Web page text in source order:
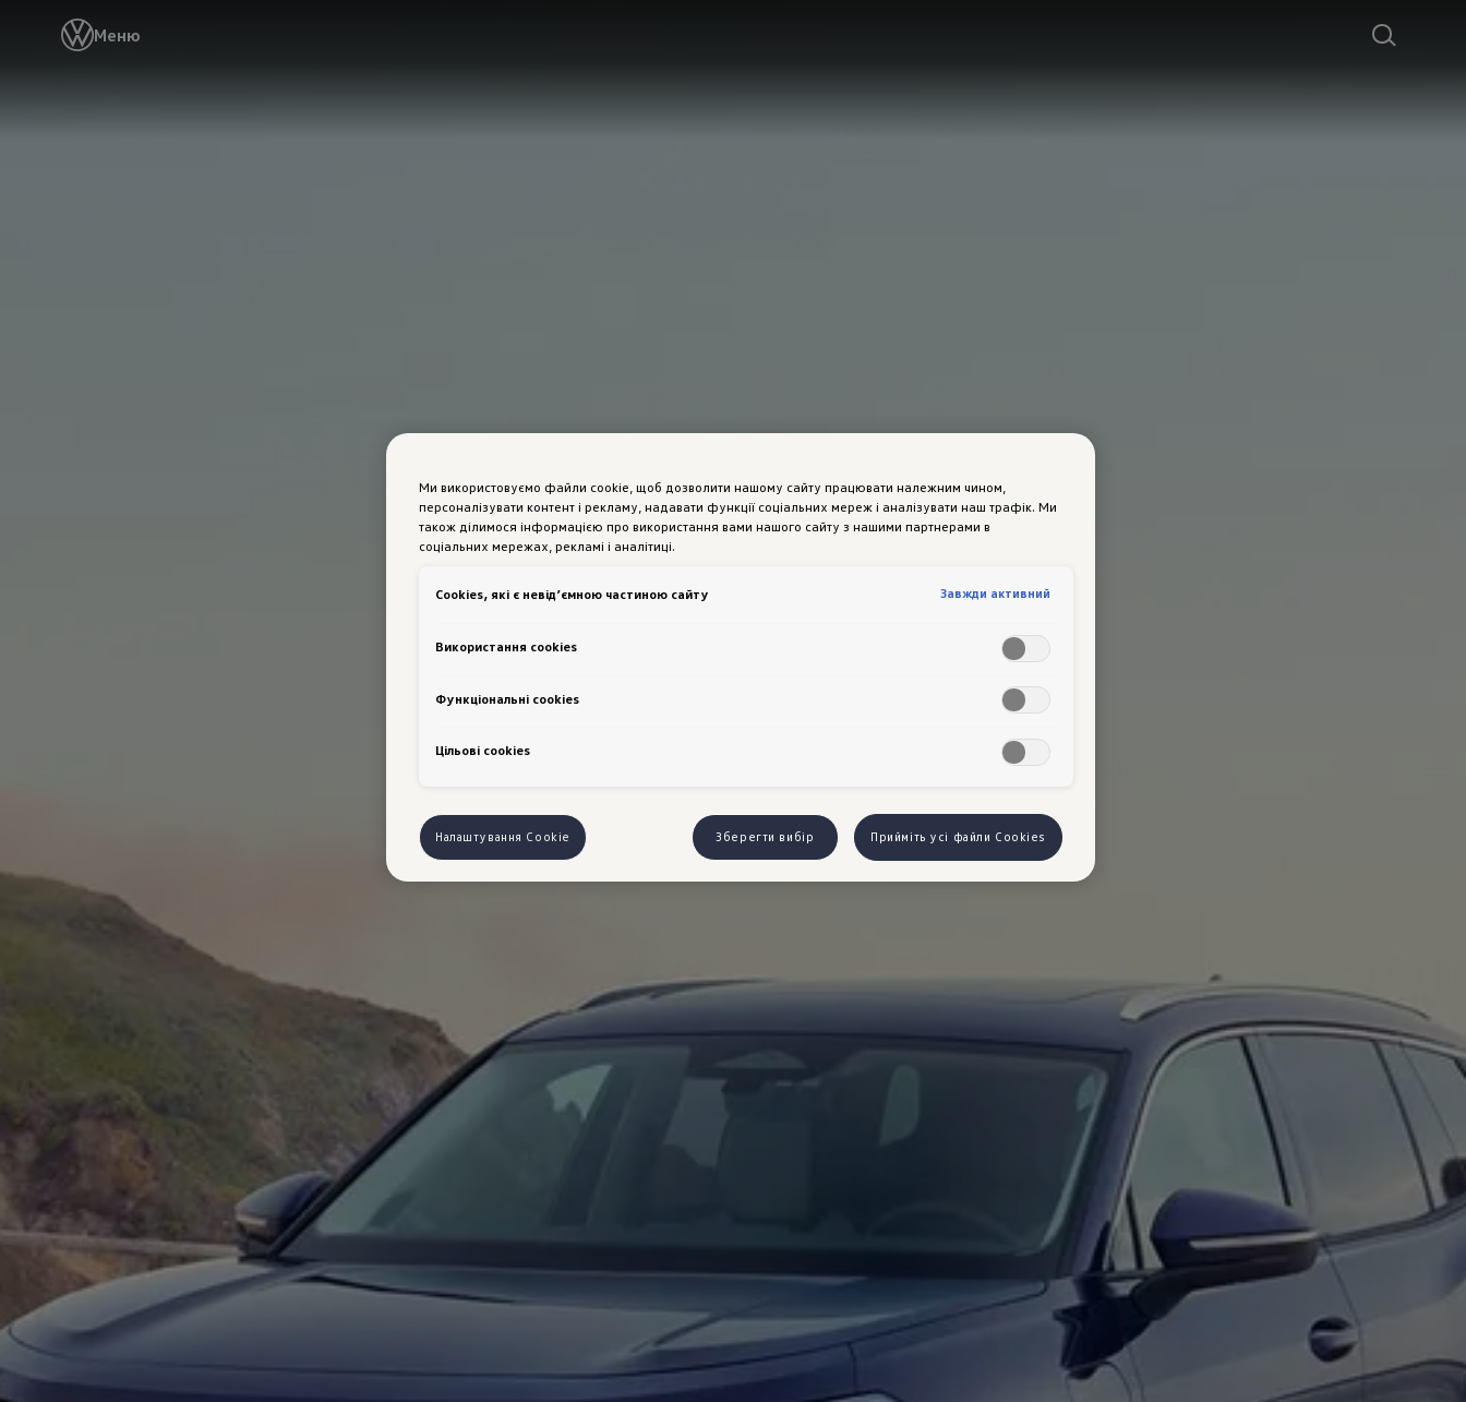
Меню
Ми використовуємо файли cookie, щоб дозволити нашому сайту працювати належним чином,
персоналізувати контент і рекламу, надавати функції соціальних мереж і аналізувати наш трафік. Ми
також ділимося інформацією про використання вами нашого сайту з нашими партнерами в
соціальних мережах, рекламі і аналітиці.
Сookies, які є невід’ємною частиною сайту Завжди активний
Використання cookies
Функціональні cookies
Цільові сookies
Налаштування Cookie Зберегти вибір Прийміть усі файли Cookies